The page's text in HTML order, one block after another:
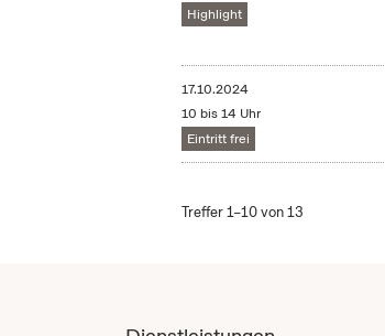
Highlight
17.10.2024
10 bis 14 Uhr
Eintritt frei
Treffer 1–10 von 13